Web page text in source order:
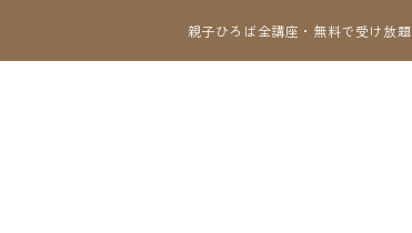
親子ひろば全講座・無料で受け放題